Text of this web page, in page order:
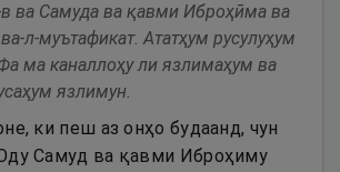
ва Самуда ва қавми Иброҳӣма ва
л-муътафикат. Ататҳум русулуҳум
ма каналлоҳу ли язлимаҳум ва
язлимун.
ки пеш аз онҳо будаанд, чун
Самуд ва қавми Иброҳиму